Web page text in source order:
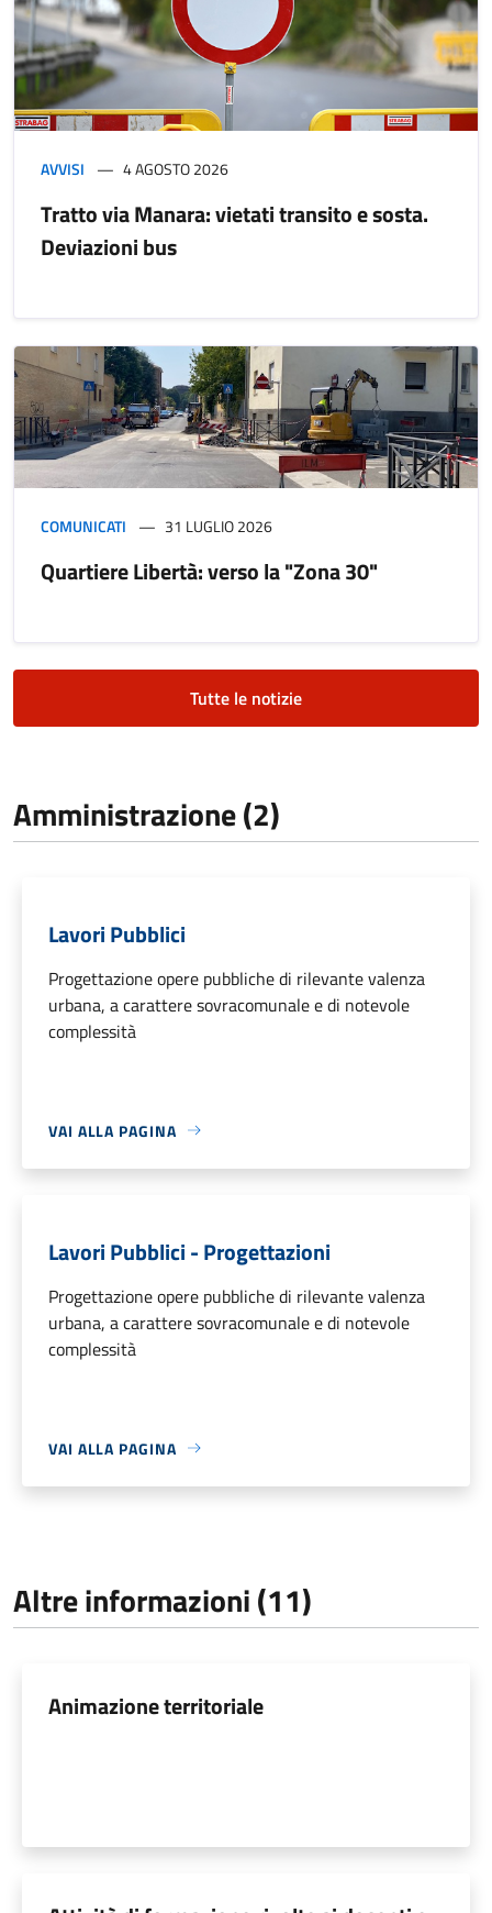
AVVISI 4 AGOSTO 2026
Tratto via Manara: vietati transito e sosta.
Deviazioni bus
COMUNICATI 31 LUGLIO 2026
Quartiere Libertà: verso la "Zona 30"
Tutte le notizie
Amministrazione (2)
Lavori Pubblici
Progettazione opere pubbliche di rilevante valenza
urbana, a carattere sovracomunale e di notevole
complessità
VAI ALLA PAGINA
Lavori Pubblici - Progettazioni
Progettazione opere pubbliche di rilevante valenza
urbana, a carattere sovracomunale e di notevole
complessità
VAI ALLA PAGINA
Altre informazioni (11)
Animazione territoriale